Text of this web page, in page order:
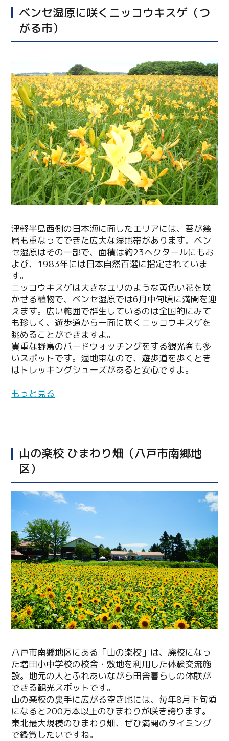
ベンセ湿原に咲くニッコウキスゲ（つ
がる市）
津軽半島西側の日本海に面したエリアには、苔が幾
層も重なってできた広大な湿地帯があります。ベン
セ湿原はその一部で、面積は約23ヘクタールにもお
よび、1983年には日本自然百選に指定されていま
す。
ニッコウキスゲは大きなユリのような黄色い花を咲
かせる植物で、ベンセ湿原では6月中旬頃に満開を迎
えます。広い範囲で群生しているのは全国的にみて
も珍しく、遊歩道から一面に咲くニッコウキスゲを
眺めることができますよ。
貴重な野鳥のバードウォッチングをする観光客も多
いスポットです。湿地帯なので、遊歩道を歩くとき
はトレッキングシューズがあると安心ですよ。
もっと見る
山の楽校 ひまわり畑（八戸市南郷地
区）
八戸市南郷地区にある「山の楽校」は、廃校になっ
た増田小中学校の校舎・敷地を利用した体験交流施
設。地元の人とふれあいながら田舎暮らしの体験が
できる観光スポットです。
山の楽校の裏手に広がる空き地には、毎年8月下旬頃
になると200万本以上のひまわりが咲き誇ります。
東北最大規模のひまわり畑、ぜひ満開のタイミング
で鑑賞したいですね。